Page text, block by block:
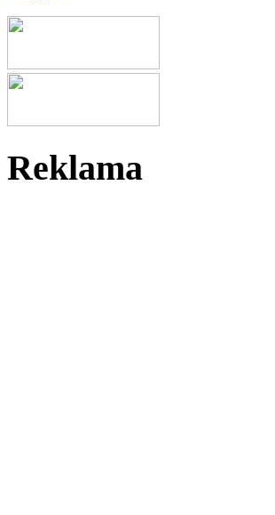
Reklama